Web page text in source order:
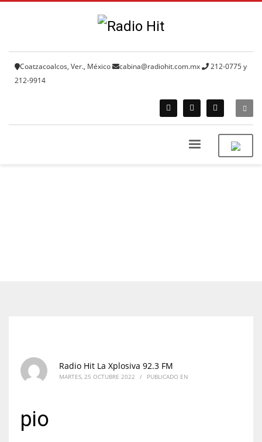
Coatzacoalcos, Ver., México cabina@radiohit.com.mx
212-0775 y
212-9914
Radio Hit La Xplosiva 92.3 FM
MARTES, 25 OCTUBRE 2022 / PUBLICADO EN
pio